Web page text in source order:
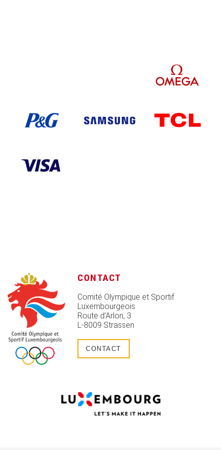
CONTACT
Comité Olympique et Sportif
Luxembourgeois
Route d’Arlon, 3
L-8009 Strassen
CONTACT